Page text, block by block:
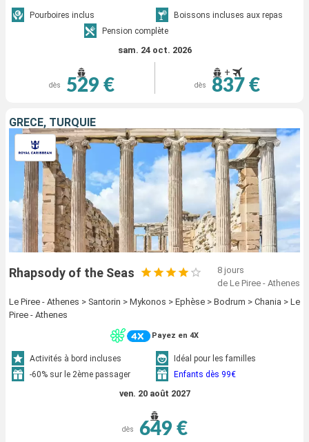
Pourboires inclus
Boissons incluses aux repas
Pension complète
sam. 24 oct. 2026
dès 529 €
+
dès 837 €
GRÈCE, TURQUIE
Rhapsody of the Seas
8 jours
de Le Piree - Athenes
Le Piree - Athenes > Santorin > Mykonos > Ephèse > Bodrum > Chania > Le
Piree - Athenes
Payez en 4X
Activités à bord incluses
Idéal pour les familles
-60% sur le 2ème passager
Enfants dès 99€
ven. 20 août 2027
dès 649 €